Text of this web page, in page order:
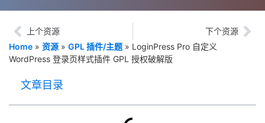
上个资源 下个资源
Home » 资源 » GPL 插件/主题 » LoginPress Pro 自定义
WordPress 登录页样式插件 GPL 授权破解版
文章目录